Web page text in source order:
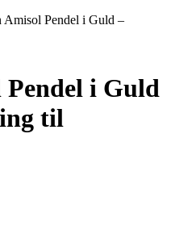
Amisol Pendel i Guld –
i Guld
til